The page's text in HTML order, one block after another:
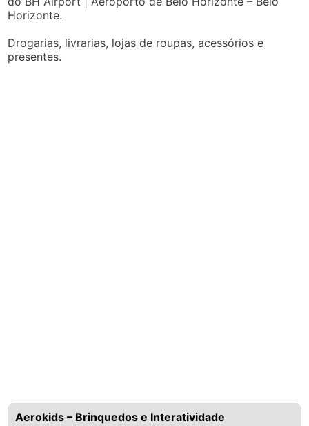
Horizonte.
Drogarias, livrarias, lojas de roupas, acessórios e
presentes.
Aerokids – Brinquedos e Interatividade